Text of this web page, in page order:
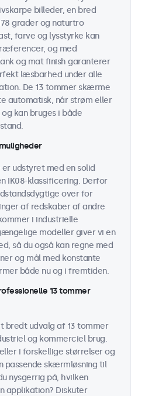
billeder, en bred
grader og naturtro
farve og lysstyrke kan
og med
og mat finish garanterer
læsbarhed under alle
De 13 tommer skærme
automatisk, når strøm eller
kan bruges i både
udstyret med en solid
IK08-klassificering. Derfor
over for
af redskaber af andre
i industrielle
modeller giver vi en
så du også kan regne med
og mål med konstante
både nu og i fremtiden.
13 tommer
bredt udvalg af 13 tommer
og kommerciel brug.
i forskellige størrelser og
passende skærmløsning til
nysgerrig på, hvilken
applikation? Diskuter